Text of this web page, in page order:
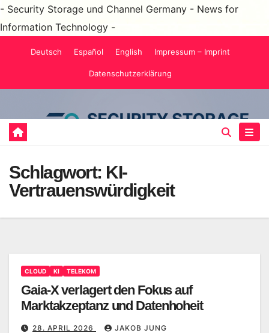
- Security Storage und Channel Germany - News for
Information Technology -
Deutsch Español English Impressum – Imprint
Datenschutzerklärung
Schlagwort: KI-
Vertrauenswürdigkeit
CLOUD KI TELEKOM
Gaia-X verlagert den Fokus auf
Marktakzeptanz und Datenhoheit
28. APRIL 2026 JAKOB JUNG